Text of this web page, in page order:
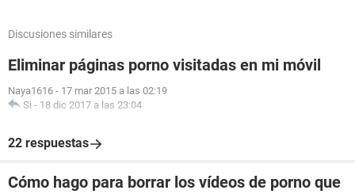
Discusiones similares
Eliminar páginas porno visitadas en mi móvil
Naya1616 - 17 mar 2015 a las 02:19
Si - 18 dic 2017 a las 23:04
22 respuestas
Cómo hago para borrar los vídeos de porno que